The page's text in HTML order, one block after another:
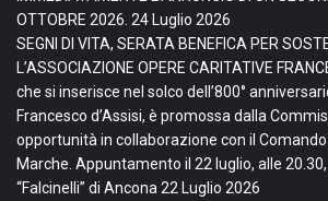
OTTOBRE 2026. 24 Luglio 2026
SEGNI DI VITA, SERATA BENEFICA PER
L’ASSOCIAZIONE OPERE CARITATIVE
che si inserisce nel solco dell’800°
Francesco d’Assisi, è promossa dalla
opportunità in collaborazione con il
Marche. Appuntamento il 22 luglio, alle
“Falcinelli” di Ancona 22 Luglio 2026